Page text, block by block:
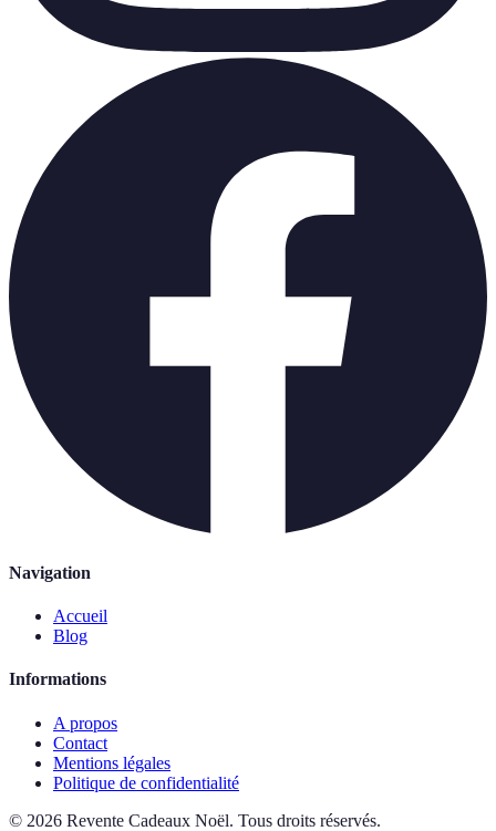
Navigation
Accueil
Blog
Informations
A propos
Contact
Mentions légales
Politique de confidentialité
© 2026 Revente Cadeaux Noël. Tous droits réservés.